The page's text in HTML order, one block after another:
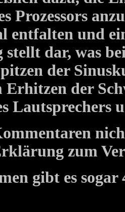
Prozessors
entfalten und
dar, was
der
der
Lautsprechers
zum
gibt es